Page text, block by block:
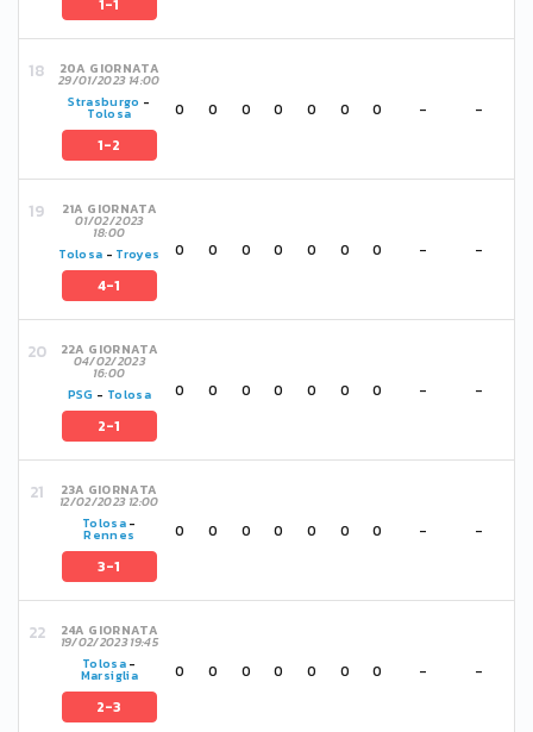
1-1
20A GIORNATA
29/01/2023 14:00
Strasburgo -
Tolosa
1-2
0 0 0 0 0 0 0 - -
21A GIORNATA
01/02/2023
18:00
Tolosa - Troyes
4-1
0 0 0 0 0 0 0 - -
22A GIORNATA
04/02/2023
16:00
PSG - Tolosa
2-1
0 0 0 0 0 0 0 - -
23A GIORNATA
12/02/2023 12:00
Tolosa -
Rennes
3-1
0 0 0 0 0 0 0 - -
24A GIORNATA
19/02/2023 19:45
Tolosa -
Marsiglia
2-3
0 0 0 0 0 0 0 - -